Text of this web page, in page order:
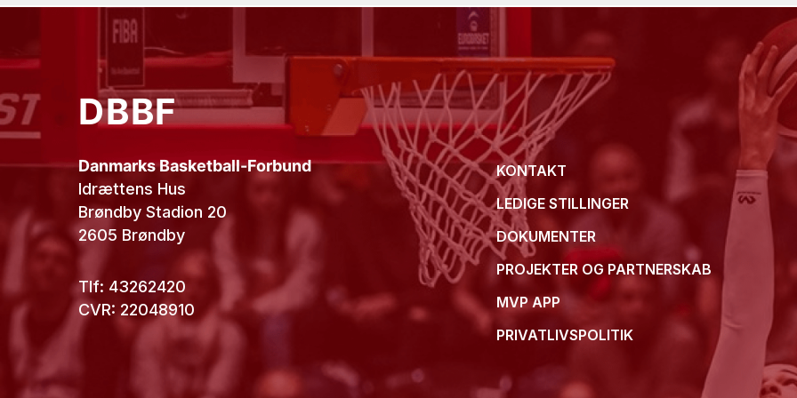
DBBF
Danmarks Basketball-Forbund
Idrættens Hus
Brøndby Stadion 20
2605 Brøndby
Tlf: 43262420
CVR: 22048910
KONTAKT
LEDIGE STILLINGER
DOKUMENTER
PROJEKTER OG PARTNERSKAB
MVP APP
PRIVATLIVSPOLITIK